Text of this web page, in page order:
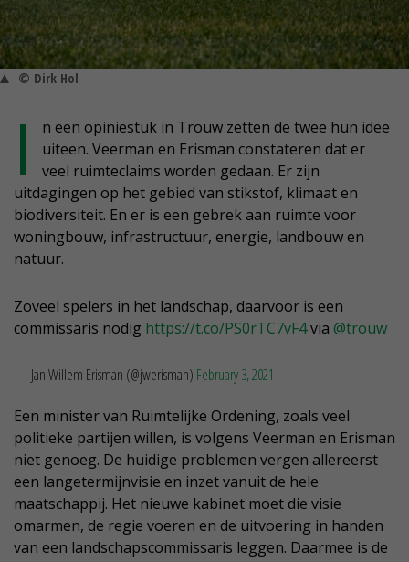
© Dirk Hol
I
n een opiniestuk in Trouw zetten de twee hun idee
uiteen. Veerman en Erisman constateren dat er
veel ruimteclaims worden gedaan. Er zijn
uitdagingen op het gebied van stikstof, klimaat en
biodiversiteit. En er is een gebrek aan ruimte voor
woningbouw, infrastructuur, energie, landbouw en
natuur.
Zoveel spelers in het landschap, daarvoor is een
commissaris nodig https://t.co/PS0rTC7vF4via @trouw
— Jan Willem Erisman (@jwerisman) February 3, 2021
Een minister van Ruimtelijke Ordening, zoals veel
politieke partijen willen, is volgens Veerman en Erisman
niet genoeg. De huidige problemen vergen allereerst
een langetermijnvisie en inzet vanuit de hele
maatschappij. Het nieuwe kabinet moet die visie
omarmen, de regie voeren en de uitvoering in handen
van een landschapscommissaris leggen. Daarmee is de